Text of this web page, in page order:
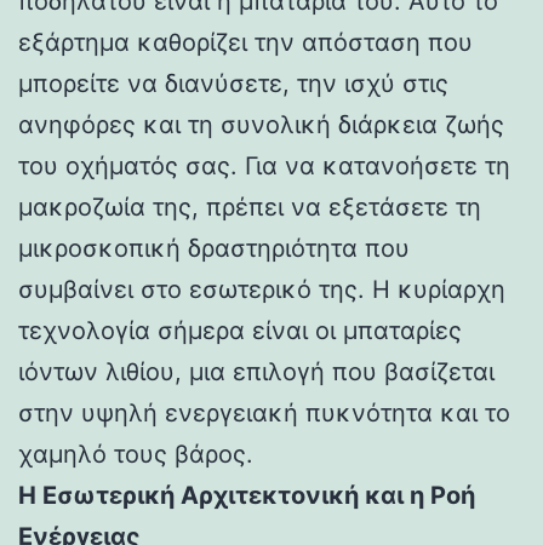
εξάρτημα καθορίζει την απόσταση που
μπορείτε να διανύσετε, την ισχύ στις
ανηφόρες και τη συνολική διάρκεια ζωής
του οχήματός σας. Για να κατανοήσετε τη
μακροζωία της, πρέπει να εξετάσετε τη
μικροσκοπική δραστηριότητα που
συμβαίνει στο εσωτερικό της. Η κυρίαρχη
τεχνολογία σήμερα είναι οι μπαταρίες
ιόντων λιθίου, μια επιλογή που βασίζεται
στην υψηλή ενεργειακή πυκνότητα και το
χαμηλό τους βάρος.
Η Εσωτερική Αρχιτεκτονική και η Ροή
Ενέργειας